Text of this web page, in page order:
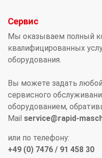
Сервис
Мы оказываем полный
квалифицированных
оборудования.
Вы можете задать
сервисного
оборудованием,
Mail service@rapid-
или по телефону:
+49 (0) 7476 / 91 458 30